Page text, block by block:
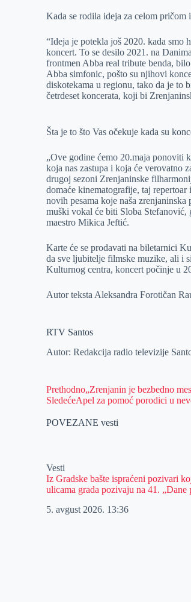
Kada se rodila ideja za celom
“Ideja je potekla još 2020. kada smo
koncert. To se desilo 2021. na
frontmen Abba real tribute benda,
Abba simfonic, pošto su njihovi
diskotekama u regionu, tako da je to
četrdeset koncerata, koji bi
Šta je to što Vas očekuje kada su
„Ove godine ćemo 20.maja ponoviti
koja nas zastupa i koja će verovatno
drugoj sezoni Zrenjaninske
domaće kinematografije, taj
novih pesama koje naša
muški vokal će biti Sloba
maestro Mikica Jeftić.
Karte će se prodavati na biletarnici
da sve ljubitelje filmske muzike, ali i
Kulturnog centra, koncert počinje u
Autor teksta Aleksandra Forotičan
RTV Santos
Autor: Redakcija radio televizije
Prethodno„Zrenjanin je bezbedno
SledećeApel za pomoć porodici u
POVEZANE vesti
Vesti
Iz Gradske bašte ispraćeni pozivari
ulicama grada pozivaju na 41. „Dane
5. avgust 2026. 13:36